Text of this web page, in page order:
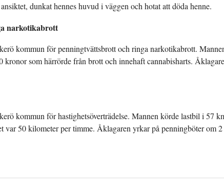
dunkat hennes huvud i väggen och hotat att döda henne.
narkotikabrott
kommun för penningtvättsbrott och ringa narkotikabrott.
som härrörde från brott och innehaft cannabisharts.
kommun för hastighetsöverträdelse. Mannen körde lastbil i 57
var 50 kilometer per timme. Åklagaren yrkar på penningböter om